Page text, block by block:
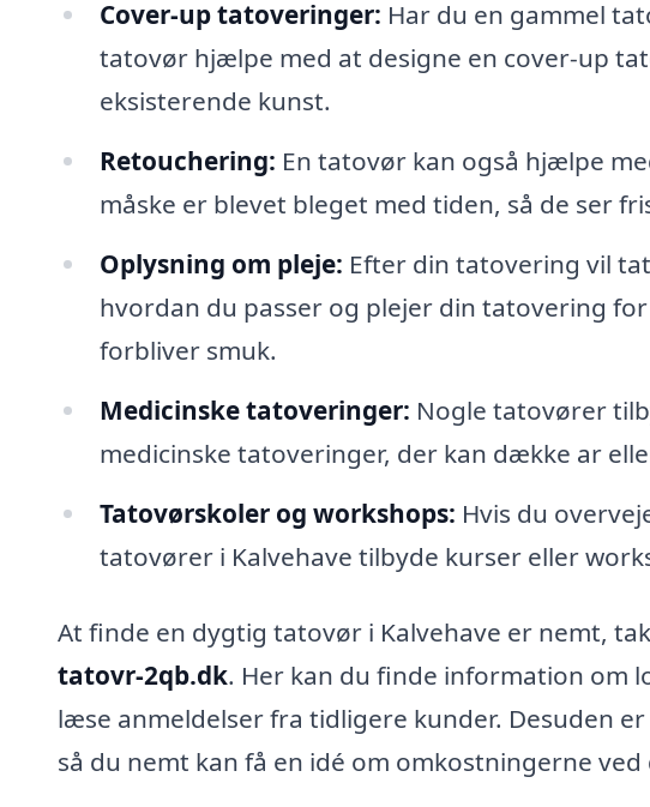
Cover-up tatoveringer: Har du en gammel
tatovør hjælpe med at designe en cover-up
eksisterende kunst.
Retouchering: En tatovør kan også hjælpe
måske er blevet bleget med tiden, så de ser
Oplysning om pleje: Efter din tatovering vil
hvordan du passer og plejer din tatovering
forbliver smuk.
Medicinske tatoveringer: Nogle tatovører
medicinske tatoveringer, der kan dække ar
Tatovørskoler og workshops: Hvis du
tatovører i Kalvehave tilbyde kurser eller
At finde en dygtig tatovør i Kalvehave er nemt,
tatovr-2qb.dk. Her kan du finde information om
læse anmeldelser fra tidligere kunder. Desuden
så du nemt kan få en idé om omkostningerne